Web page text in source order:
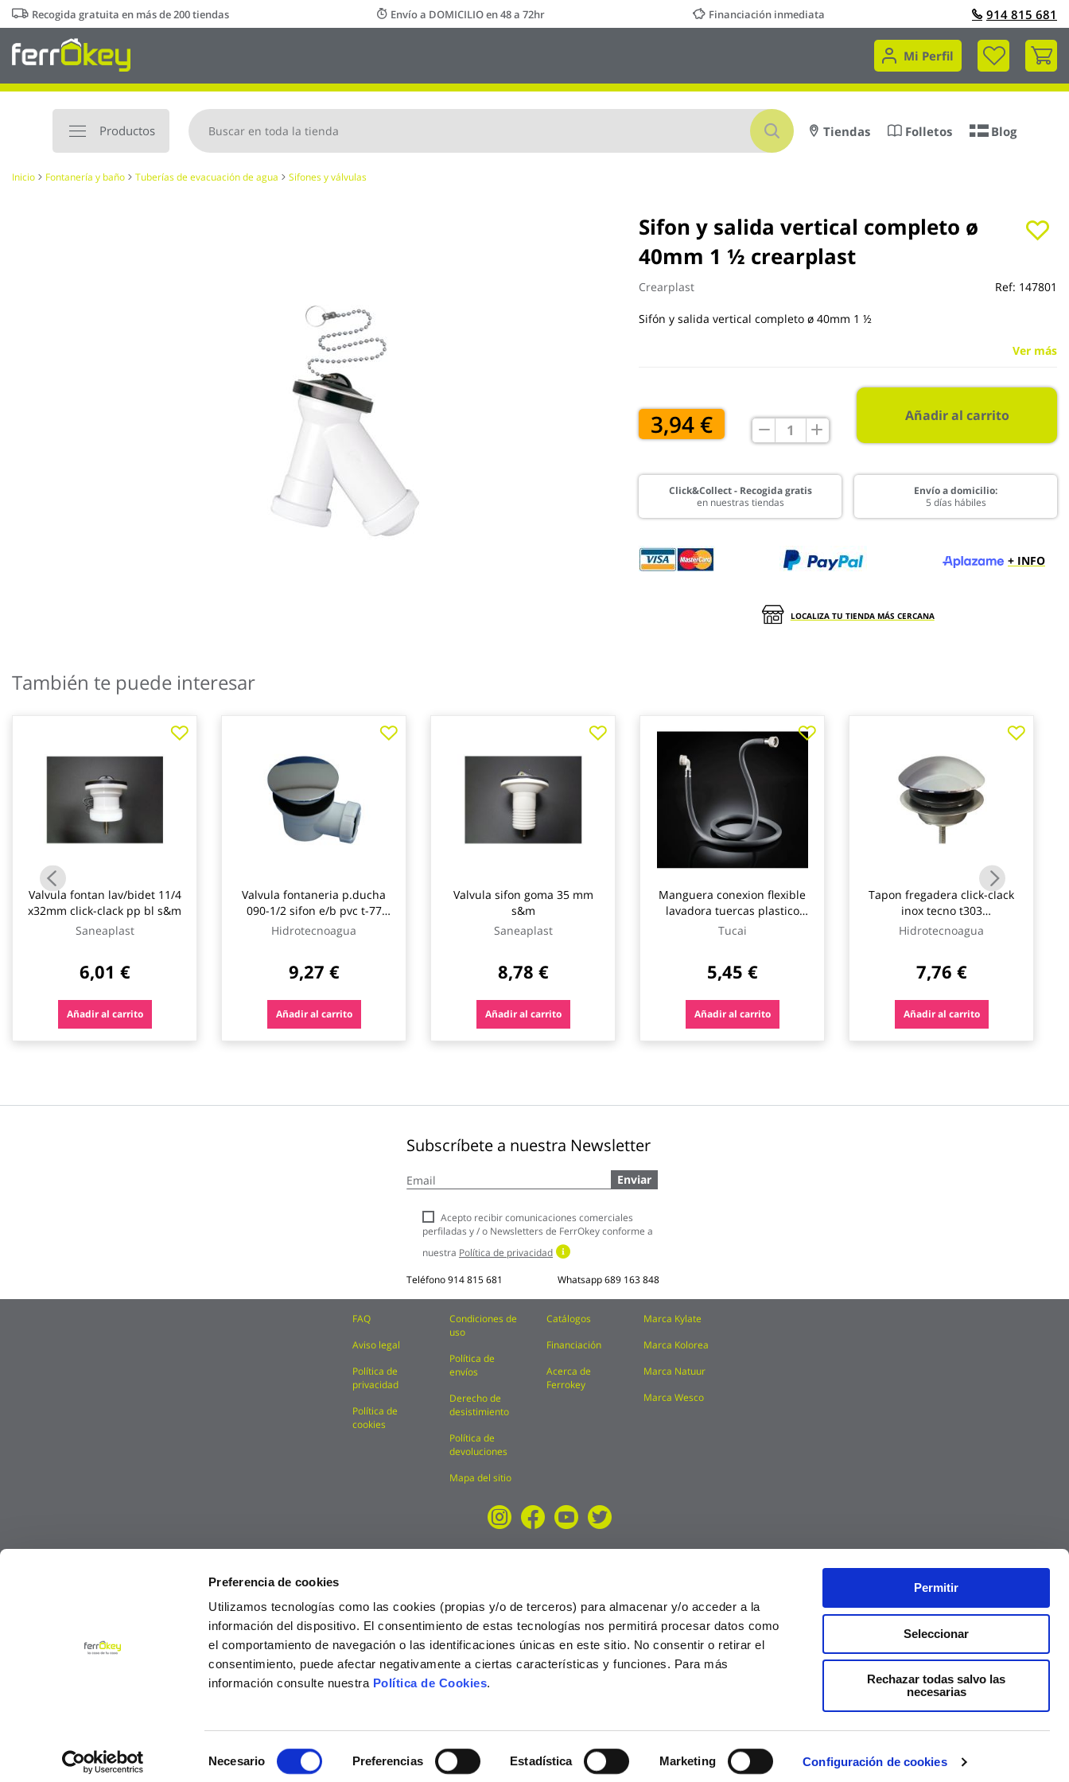
Preferencia de cookies
Utilizamos tecnologías como las cookies (propias y/o de terceros) para almacenar y/o acceder a la
información del dispositivo. El consentimiento de estas tecnologías nos permitirá procesar datos como
el comportamiento de navegación o las identificaciones únicas en este sitio. No consentir o retirar el
consentimiento, puede afectar negativamente a ciertas características y funciones. Para más
información consulte nuestra Política de Cookies.
Necesario Preferencias Estadística Marketing Configuración de cookies
Permitir
Seleccionar
Rechazar todas salvo las
necesarias
Ir
al
contenido
Recogida gratuita en más de 200 tiendas Envío a DOMICILIO en 48 a 72hr Financiación inmediata 914 815 681
Mi Perfil
Mi
Productos
Buscar
Tiendas Folletos Blog
Inicio Fontanería y baño Tuberías de evacuación de agua Sifones y válvulas
Sifon y salida vertical completo ø
40mm 1 ½ crearplast
Crearplast Ref: 147801
Sifón y salida vertical completo ø 40mm 1 ½
Ver más
3,94 € Añadir al carrito
Click&Collect - Recogida gratis
en nuestras tiendas
Envío a domicilio:
5 días hábiles
+ INFO
LOCALIZA TU TIENDA MÁS CERCANA
comienzo
de
imágenes
También te puede interesar
Valvula fontan lav/bidet 11/4
x32mm click-clack pp bl s&m
Saneaplast
6,01 €
Añadir al carrito
Valvula fontaneria p.ducha
090-1/2 sifon e/b pvc t-77
hidrotecnoagua
Hidrotecnoagua
9,27 €
Añadir al carrito
Valvula sifon goma 35 mm
s&m
Saneaplast
8,78 €
Añadir al carrito
Manguera conexion flexible
lavadora tuercas plastico
hh3/4 200 cm tucai
Tucai
5,45 €
Añadir al carrito
Tapon fregadera click-clack
inox tecno t303
hidrotecnoagua
Hidrotecnoagua
7,76 €
Añadir al carrito
Subscríbete a nuestra Newsletter
a
boletín
noticias:
Enviar
Acepto recibir comunicaciones comerciales
perfiladas y / o Newsletters de FerrOkey conforme a
nuestra Política de privacidad
Teléfono914 815 681 Whatsapp689 163 848
FAQ
Aviso legal
Política de
privacidad
Política de
cookies
Condiciones de
uso
Política de
envíos
Derecho de
desistimiento
Política de
devoluciones
Mapa del sitio
Catálogos
Financiación
Acerca de
Ferrokey
Marca Kylate
Marca Kolorea
Marca Natuur
Marca Wesco
© Ferrokey todos los derechos reservados 2025 Precios válidos solo en la web, no en tienda